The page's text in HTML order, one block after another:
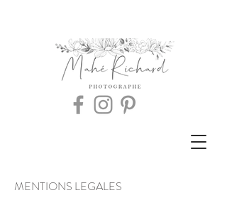
MENTIONS LEGALES